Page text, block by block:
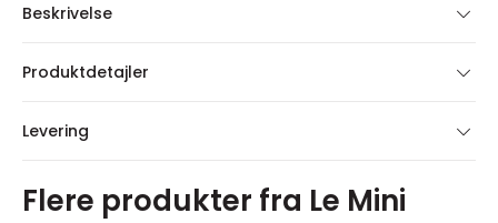
Beskrivelse
Produktdetajler
Levering
Flere produkter fra Le Mini